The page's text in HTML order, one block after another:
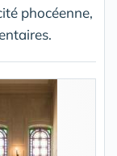
phocéenne,